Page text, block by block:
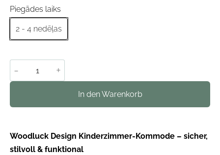
Piegādes laiks
2 - 4 nedēļas
- +
In den Warenkorb
Woodluck Design Kinderzimmer-Kommode – sicher,
stilvoll & funktional